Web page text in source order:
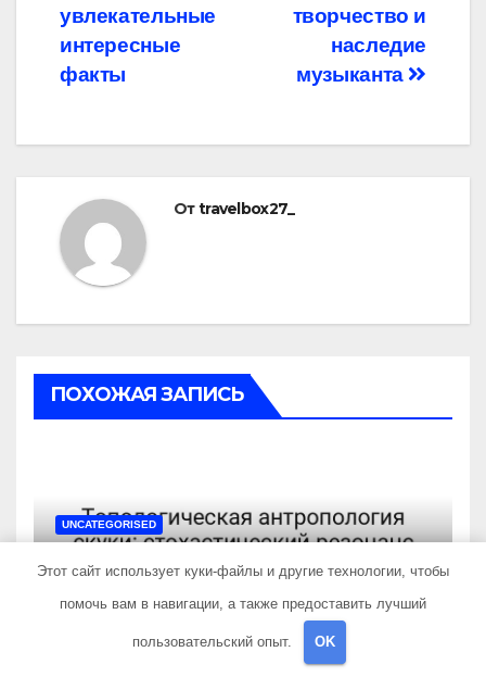
творчество и
наследие
музыканта
увлекательные
интересные
факты
Отtravelbox27_
ПОХОЖАЯ ЗАПИСЬ
UNCATEGORISED
Топологическая
антропология скуки:
стохастический резонанс
поиска носков при уровне
TRAVELBOX27_
Этот сайт использует куки-файлы и другие технологии, чтобы
помочь вам в навигации, а также предоставить лучший
пользовательский опыт. OK